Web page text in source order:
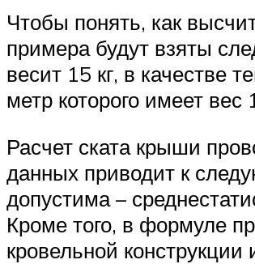
Чтобы понять, как
примера будут взяты
весит 15 кг, в качестве
метр которого имеет
Расчет ската крыши
данных приводит к
допустима –
Кроме того, в формуле
кровельной